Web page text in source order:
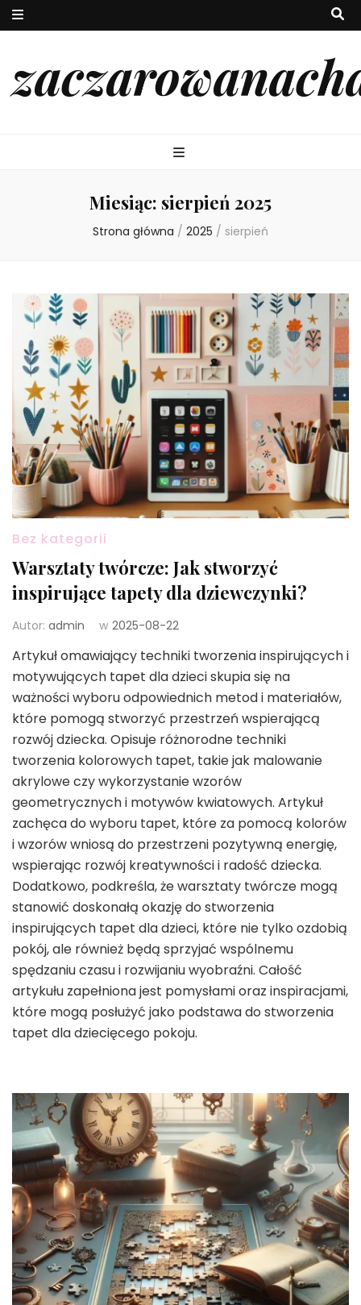
Miesiąc: sierpień 2025
Strona główna / 2025 / sierpień
Bez kategorii
Warsztaty twórcze: Jak stworzyć
inspirujące tapety dla dziewczynki?
Autor: admin w 2025-08-22
Artykuł omawiający techniki tworzenia inspirujących i
motywujących tapet dla dzieci skupia się na
ważności wyboru odpowiednich metod i materiałów,
które pomogą stworzyć przestrzeń wspierającą
rozwój dziecka. Opisuje różnorodne techniki
tworzenia kolorowych tapet, takie jak malowanie
akrylowe czy wykorzystanie wzorów
geometrycznych i motywów kwiatowych. Artykuł
zachęca do wyboru tapet, które za pomocą kolorów
i wzorów wniosą do przestrzeni pozytywną energię,
wspierając rozwój kreatywności i radość dziecka.
Dodatkowo, podkreśla, że warsztaty twórcze mogą
stanowić doskonałą okazję do stworzenia
inspirujących tapet dla dzieci, które nie tylko ozdobią
pokój, ale również będą sprzyjać wspólnemu
spędzaniu czasu i rozwijaniu wyobraźni. Całość
artykułu zapełniona jest pomysłami oraz inspiracjami,
które mogą posłużyć jako podstawa do stworzenia
tapet dla dziecięcego pokoju.